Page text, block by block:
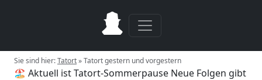
Sie sind hier:Tatort»Tatort gestern und vorgestern
🏖️ Aktuell ist Tatort-Sommerpause Neue Folgen gibt